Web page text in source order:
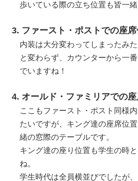
歩いている際の立ち位置も皆一緒
3. ファースト・ポストでの座
内装は大分変わってしまったみ
と変わらず、カウンターから一
でいますね！
4. オールド・ファミリアでの
ここもファースト・ポスト同様
たいですが、キング達の座席位
緒の窓際のテーブルです。
キング達の座り位置も学生の時
ね。
学生時代は全員横並びでしたが